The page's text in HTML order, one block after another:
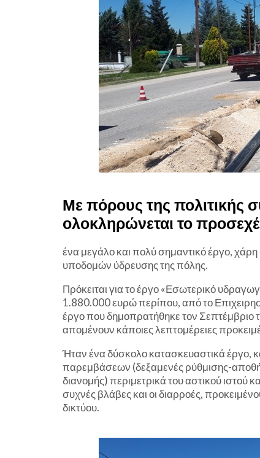
Με πόρους της πολιτικής
ολοκληρώνεται το
ένα μεγάλο και πολύ σημαντικό έργο,
υποδομών ύδρευσης της πόλης.
Πρόκειται για το έργο «Εσωτερικό
1.880.000 ευρώ περίπου, από το
έργο που δημοπρατήθηκε τον Σεπτέμβριο
απομένουν κάποιες λεπτομέρειες
Ήταν ένα δύσκολο κατασκευαστικά έργο,
παρεμβάσεων (δεξαμενές ρύθμισης-
διανομής) περιμετρικά του αστικού ιστού
συχνές βλάβες και οι διαρροές,
δικτύου.